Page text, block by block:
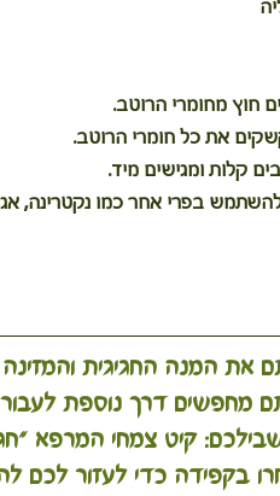
חוץ מחומרי הרוטב.
את כל חומרי הרוטב.
קלות ומגישים מיד.
להשתמש בפרי אחר כמו נקטרינה,
את המנה החגיגית
מחפשים דרך נוספת
קיט צמחי המרפא
בקפידה כדי לעזור לכם